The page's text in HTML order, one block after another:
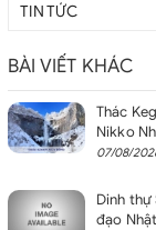
TIN TỨC
BÀI VIẾT KHÁC
Thác
Nikko
07/08/
Dinh thự
đạo